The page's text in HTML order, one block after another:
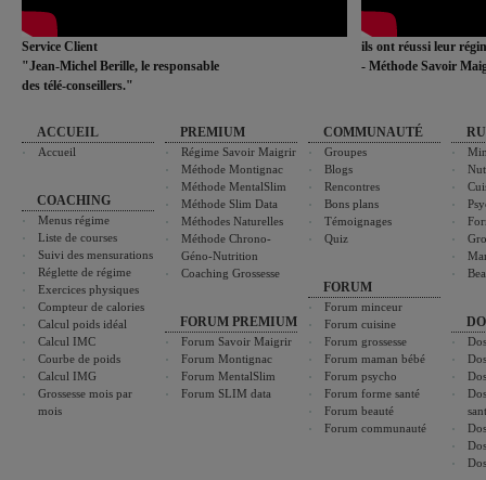
Service Client
"Jean-Michel Berille, le responsable
des télé-conseillers."
ils ont réussi leur
- Méthode Savoir
ACCUEIL
Accueil
COACHING
Menus régime
Liste de courses
Suivi des mensurations
Réglette de régime
Exercices physiques
Compteur de calories
Calcul poids idéal
Calcul IMC
Courbe de poids
Calcul IMG
Grossesse mois par
mois
PREMIUM
Régime Savoir Maigrir
Méthode Montignac
Méthode MentalSlim
Méthode Slim Data
Méthodes Naturelles
Méthode Chrono-
Géno-Nutrition
Coaching Grossesse
FORUM PREMIUM
Forum Savoir Maigrir
Forum Montignac
Forum MentalSlim
Forum SLIM data
COMMUNAUTÉ
Groupes
Blogs
Rencontres
Bons plans
Témoignages
Quiz
FORUM
Forum minceur
Forum cuisine
Forum grossesse
Forum maman bébé
Forum psycho
Forum forme santé
Forum beauté
Forum communauté